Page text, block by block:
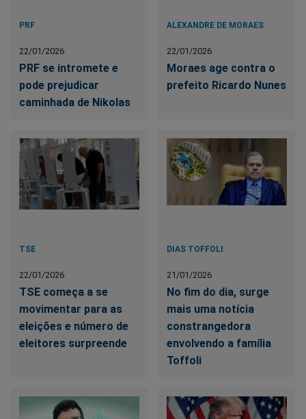
PRF
22/01/2026
PRF se intromete e
pode prejudicar
caminhada de Nikolas
ALEXANDRE DE MORAES
22/01/2026
Moraes age contra o
prefeito Ricardo Nunes
TSE
22/01/2026
TSE começa a se
movimentar para as
eleições e número de
eleitores surpreende
DIAS TOFFOLI
21/01/2026
No fim do dia, surge
mais uma notícia
constrangedora
envolvendo a família
Toffoli